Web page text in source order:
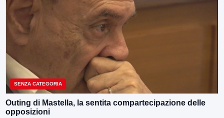
SENZA CATEGORIA
Outing di Mastella, la sentita compartecipazione delle
opposizioni